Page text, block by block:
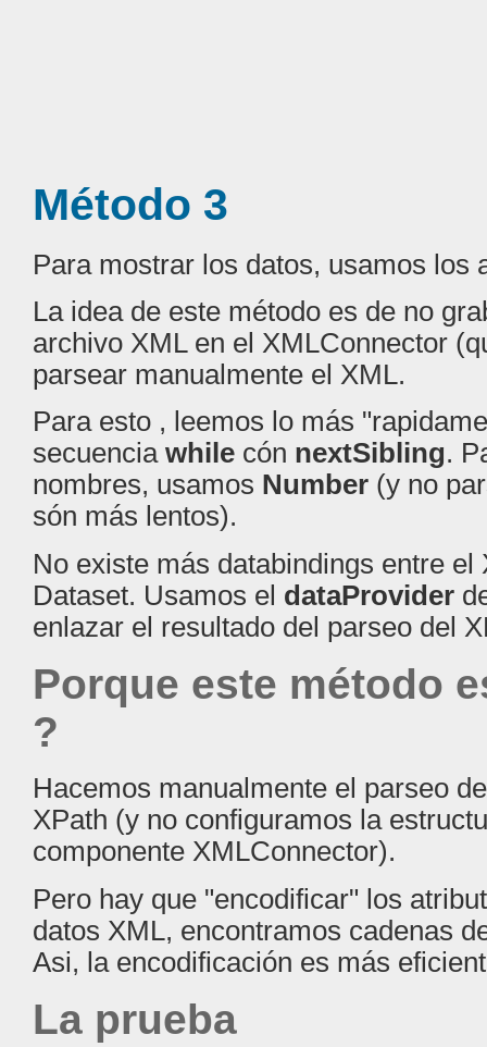
Método 3
Para mostrar los datos, usamos los
La idea de este método es de no
archivo XML en el XMLConnector
parsear manualmente el XML.
Para esto , leemos lo más
secuencia while cón nextSibling.
nombres, usamos Number (y no
són más lentos).
No existe más databindings entre el
Dataset. Usamos el dataProvider
enlazar el resultado del parseo del
Porque este método
?
Hacemos manualmente el parseo
XPath (y no configuramos la
componente XMLConnector).
Pero hay que "encodificar" los
datos XML, encontramos cadenas
Asi, la encodificación es más
La prueba